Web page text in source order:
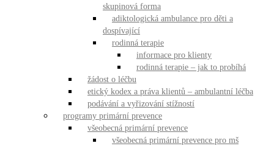
skupinová forma
adiktologická ambulance pro děti a
dospívající
rodinná terapie
informace pro klienty
rodinná terapie – jak to probíhá
žádost o léčbu
etický kodex a práva klientů – ambulantní léčba
podávání a vyřizování stížností
programy primární prevence
všeobecná primární prevence
všeobecná primární prevence pro mš